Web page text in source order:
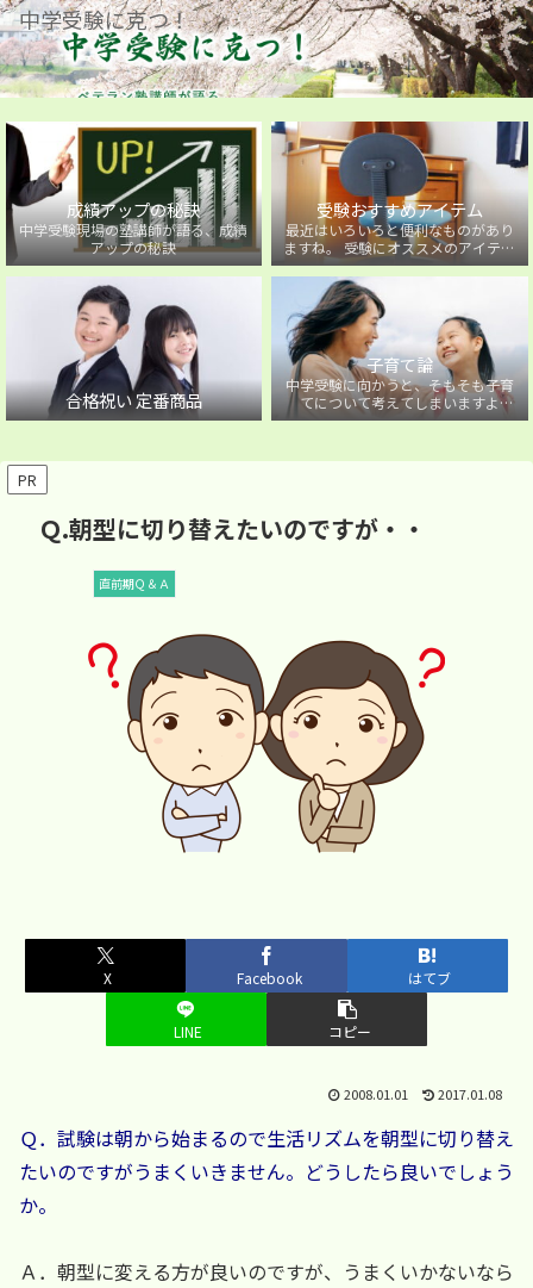
中学受験に克つ！
成績アップの秘訣
中学受験現場の塾講師が語る、成績
アップの秘訣
受験おすすめアイテム
最近はいろいろと便利なものがあり
ますね。 受験にオススメのアイテム
を紹介しています。
合格祝い 定番商品
子育て論
中学受験に向かうと、そもそも子育
てについて考えてしまいますよ
ね・・・。中学受験に向かうお子様
PR
Ｑ.朝型に切り替えたいのですが・・
直前期Ｑ＆Ａ
X Facebook はてブ
LINE コピー
2008.01.01 2017.01.08
Ｑ．試験は朝から始まるので生活リズムを朝型に切り替え
たいのですがうまくいきません。どうしたら良いでしょう
か。
Ａ．朝型に変える方が良いのですが、うまくいかないなら